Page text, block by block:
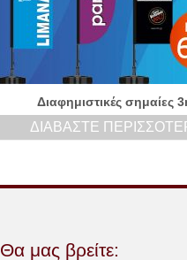
Διαφημιστικές σημαίες
ΔΙΑΒΆΣΤΕ
Θα μας βρείτε: